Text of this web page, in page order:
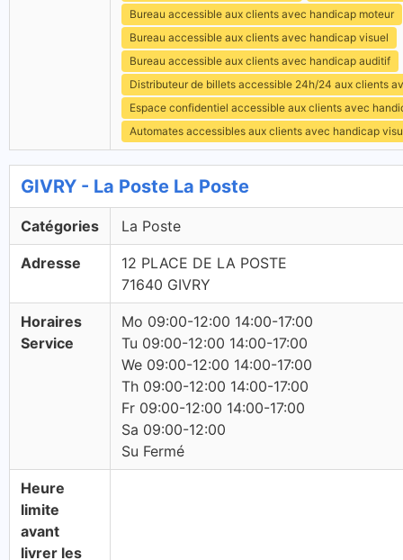
Bureau accessible aux clients avec handicap moteur
Bureau accessible aux clients avec handicap visuel
Bureau accessible aux clients avec handicap auditif
Distributeur de billets accessible 24h/24 aux clients
Espace confidentiel accessible aux clients avec
Automates accessibles aux clients avec handicap
GIVRY - La Poste La Poste
Catégories La Poste
Adresse
12 PLACE DE LA POSTE
71640 GIVRY
Horaires
Service
Mo 09:00-12:00 14:00-17:00
Tu 09:00-12:00 14:00-17:00
We 09:00-12:00 14:00-17:00
Th 09:00-12:00 14:00-17:00
Fr 09:00-12:00 14:00-17:00
Sa 09:00-12:00
Su Fermé
Heure
limite
avant
livrer les